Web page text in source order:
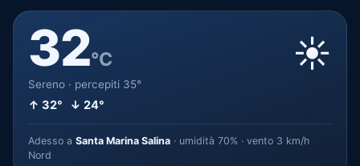
32°C
Sereno · percepiti 35°
↑ 32° ↓ 24°
☀️
Adesso a Santa Marina Salina · umidità 70% · vento 3 km/h
Nord